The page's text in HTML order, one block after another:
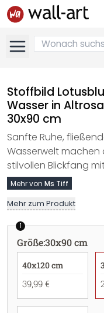
Stoffbild
Wasser in
30x90 cm
Sanfte Ruhe,
Wasserwelt machen
stilvollen Blickfang
Mehr von Ms Tiff
Mehr zum Produkt
1
Größe:30x90 cm
40x120 cm
39,99 €